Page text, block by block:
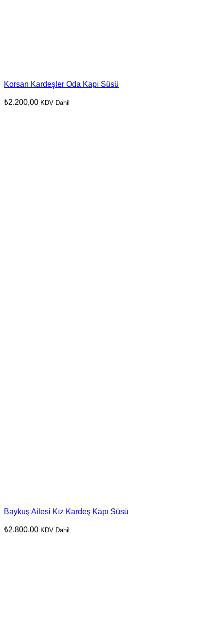
Korsan Kardeşler Oda Kapı Süsü
₺2.200,00 KDV Dahil
Baykuş Ailesi Kız Kardeş Kapı Süsü
₺2.800,00 KDV Dahil